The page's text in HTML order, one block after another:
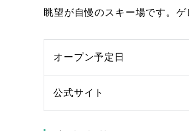
眺望が自慢のスキー場です。
オープン予定日
公式サイト